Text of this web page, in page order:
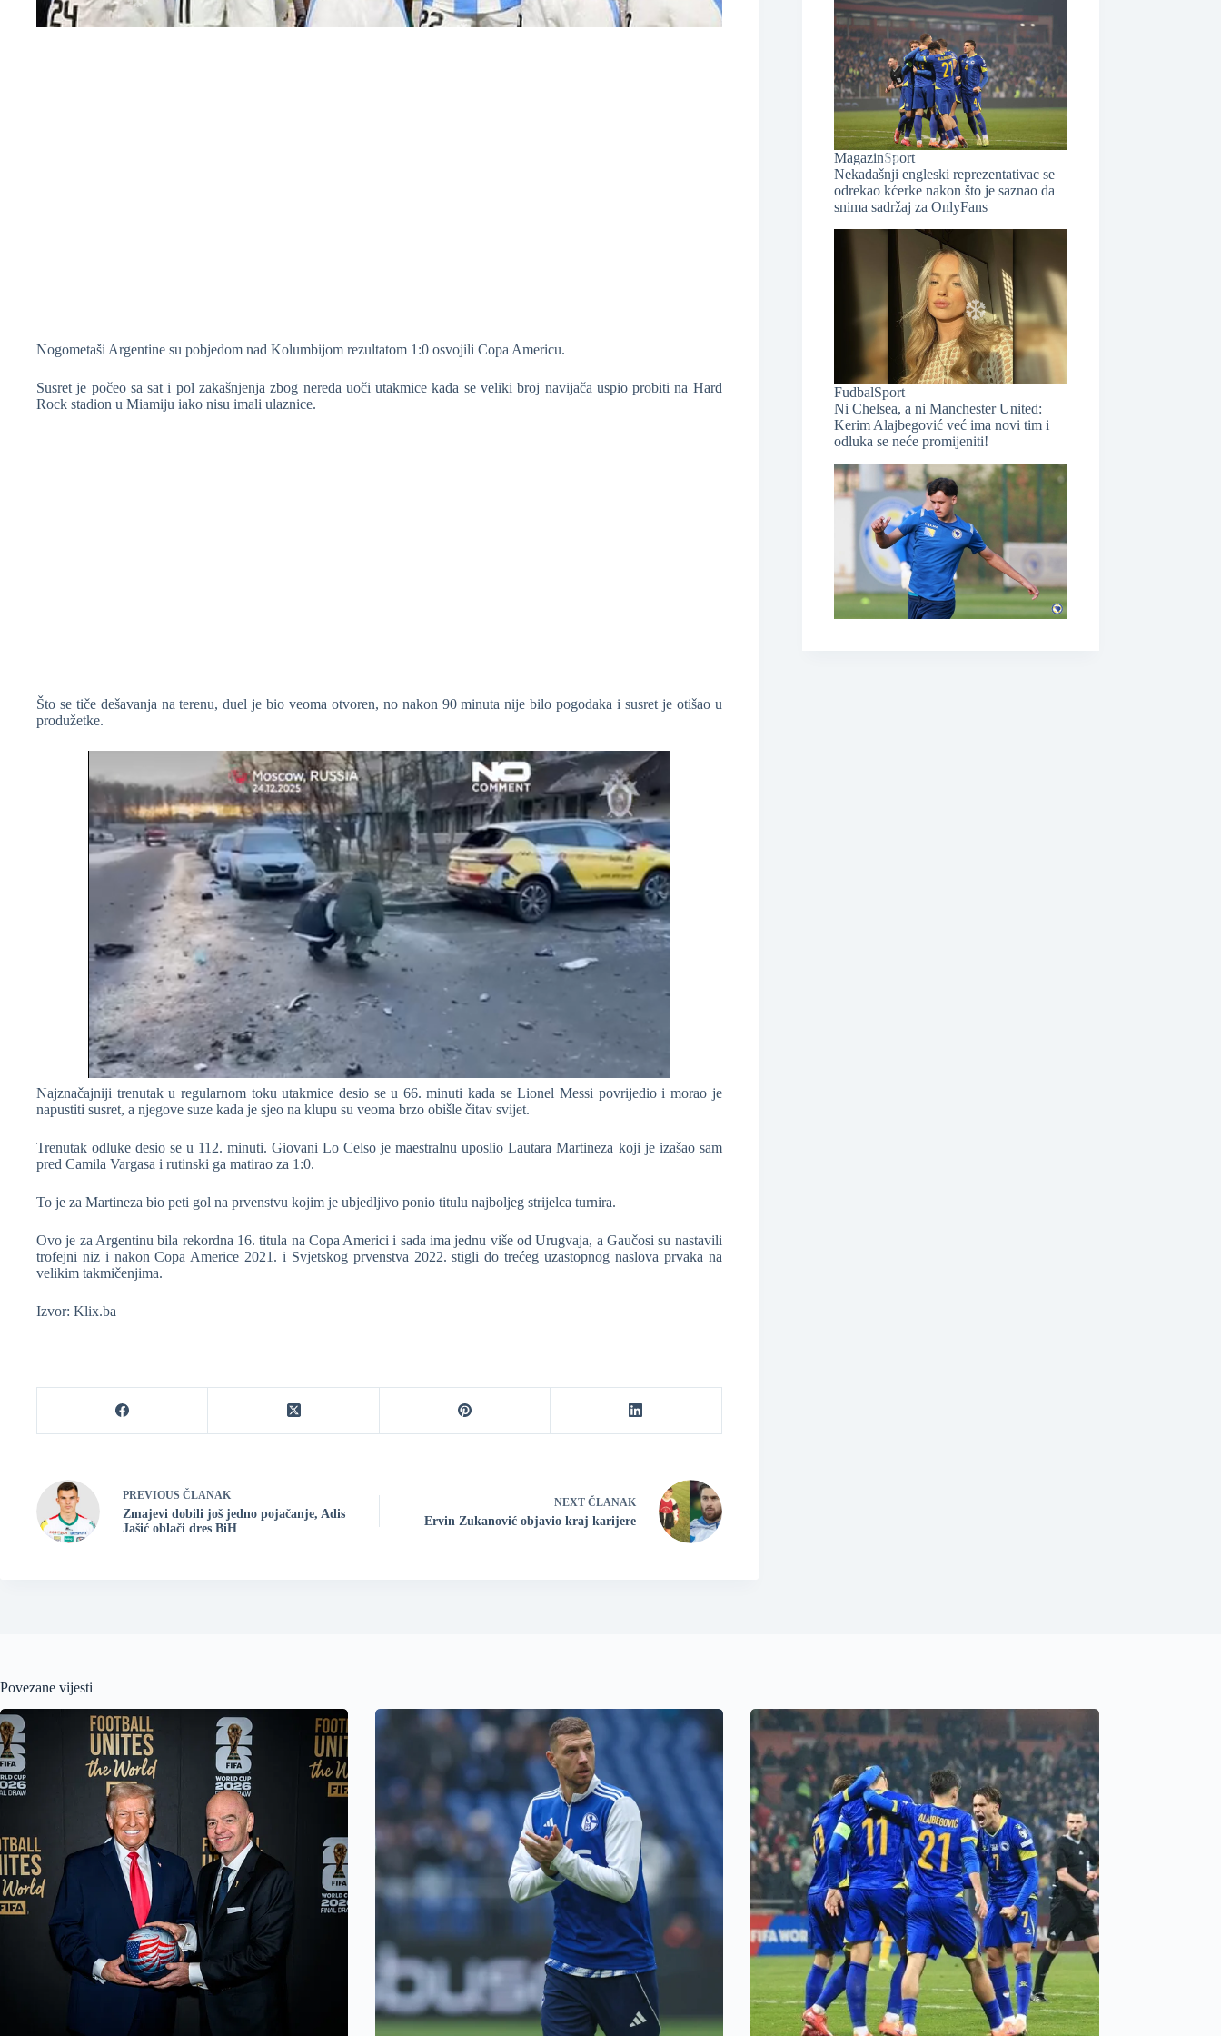
Nogometaši Argentine su pobjedom nad Kolumbijom rezultatom 1:0 osvojili Copa Americu.
Susret je počeo sa sat i pol zakašnjenja zbog nereda uoči utakmice kada se veliki broj navijača uspio probiti na Hard
Rock stadion u Miamiju iako nisu imali ulaznice.
Što se tiče dešavanja na terenu, duel je bio veoma otvoren, no nakon 90 minuta nije bilo pogodaka i susret je otišao u
produžetke.
Najznačajniji trenutak u regularnom toku utakmice desio se u 66. minuti kada se Lionel Messi povrijedio i morao je
napustiti susret, a njegove suze kada je sjeo na klupu su veoma brzo obišle čitav svijet.
Trenutak odluke desio se u 112. minuti. Giovani Lo Celso je maestralnu uposlio Lautara Martineza koji je izašao sam
pred Camila Vargasa i rutinski ga matirao za 1:0.
To je za Martineza bio peti gol na prvenstvu kojim je ubjedljivo ponio titulu najboljeg strijelca turnira.
Ovo je za Argentinu bila rekordna 16. titula na Copa Americi i sada ima jednu više od Urugvaja, a Gaučosi su nastavili
trofejni niz i nakon Copa Americe 2021. i Svjetskog prvenstva 2022. stigli do trećeg uzastopnog naslova prvaka na
velikim takmičenjima.
Izvor: Klix.ba
PREVIOUS ČLANAK
Zmajevi dobili još jedno pojačanje, Adis
Jašić oblači dres BiH
NEXT ČLANAK
Ervin Zukanović objavio kraj karijere
MagazinSport
Nekadašnji engleski reprezentativac se
odrekao kćerke nakon što je saznao da
snima sadržaj za OnlyFans
FudbalSport
Ni Chelsea, a ni Manchester United:
Kerim Alajbegović već ima novi tim i
odluka se neće promijeniti!
Povezane vijesti
❆
❆
❆